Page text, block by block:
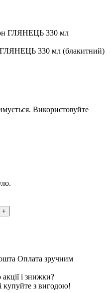
ГЛЯНЕЦЬ 330 мл (блакитний)
Використовуйте
+
Оплата зручним
і знижки?
купуйте з вигодою!